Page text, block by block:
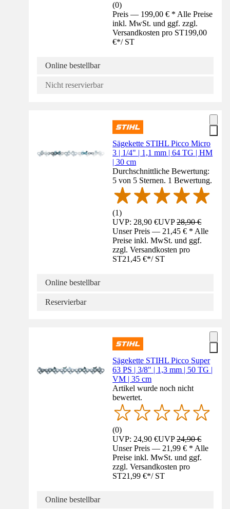
(0)
Preis — 199,00 € * Alle Preise
inkl. MwSt. und ggf. zzgl.
Versandkosten pro ST199,00
€*/ ST
Online bestellbar
Nicht reservierbar
Sägekette STIHL Picco Micro
3 | 1/4" | 1,1 mm | 64 TG | HM
| 30 cm
Durchschnittliche Bewertung:
5 von 5 Sternen. 1 Bewertung.
(1)
UVP: 28,90 €UVP28,90 €
Unser Preis — 21,45 € * Alle
Preise inkl. MwSt. und ggf.
zzgl. Versandkosten pro
ST21,45 €*/ ST
Online bestellbar
Reservierbar
Sägekette STIHL Picco Super
63 PS | 3/8" | 1,3 mm | 50 TG |
VM | 35 cm
Artikel wurde noch nicht
bewertet.
(0)
UVP: 24,90 €UVP24,90 €
Unser Preis — 21,99 € * Alle
Preise inkl. MwSt. und ggf.
zzgl. Versandkosten pro
ST21,99 €*/ ST
Online bestellbar